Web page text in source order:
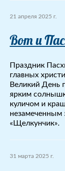
21 апреля 2025 г.
Вот и
Праздник
главных
Великий День
ярким
куличом и
незамеченным
«Щелкунчик».
31 марта 2025 г.